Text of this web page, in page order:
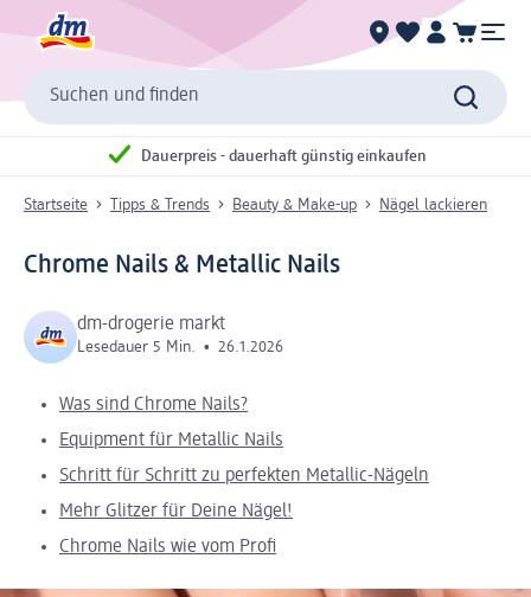
Suchen und finden
Dauerpreis - dauerhaft günstig einkaufen
Startseite Tipps & Trends Beauty & Make-up Nägel lackieren
Chrome Nails & Metallic Nails
dm-drogerie markt
Lesedauer 5 Min. • 26.1.2026
Was sind Chrome Nails?
Equipment für Metallic Nails
Schritt für Schritt zu perfekten Metallic-Nägeln
Mehr Glitzer für Deine Nägel!
Chrome Nails wie vom Profi